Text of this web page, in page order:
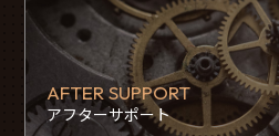
AFTER SUPPORT
アフターサポート